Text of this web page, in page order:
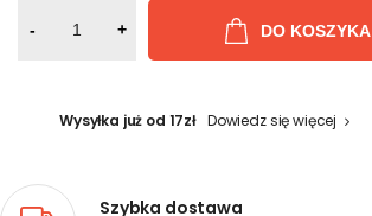
- + DO KOSZYKA
Wysyłka już od 17zł Dowiedz się więcej
Szybka dostawa